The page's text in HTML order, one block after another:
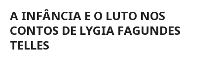
A INFÂNCIA E O LUTO NOS
CONTOS DE LYGIA FAGUNDES
TELLES